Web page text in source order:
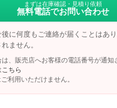
まずは在庫確認・見積り依頼
無料電話でお問い合わせ
に何度もご連絡が届くことはあ
ません。
、販売店へお客様の電話番号が通知
こちら
利用いただけません。